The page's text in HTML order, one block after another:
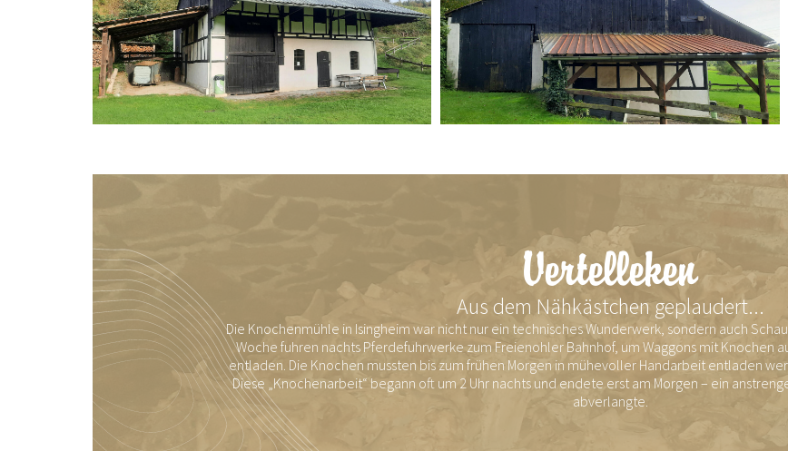
Vertelleken
Aus dem Nähkästchen geplaudert...
Die Knochenmühle in Isingheim war nicht nur ein technisches Wunderwerk, sondern auch
Woche fuhren nachts Pferdefuhrwerke zum Freienohler Bahnhof, um Waggons mit Knochen
entladen. Die Knochen mussten bis zum frühen Morgen in mühevoller Handarbeit entladen
Diese „Knochenarbeit“ begann oft um 2 Uhr nachts und endete erst am Morgen – ein
abverlangte.